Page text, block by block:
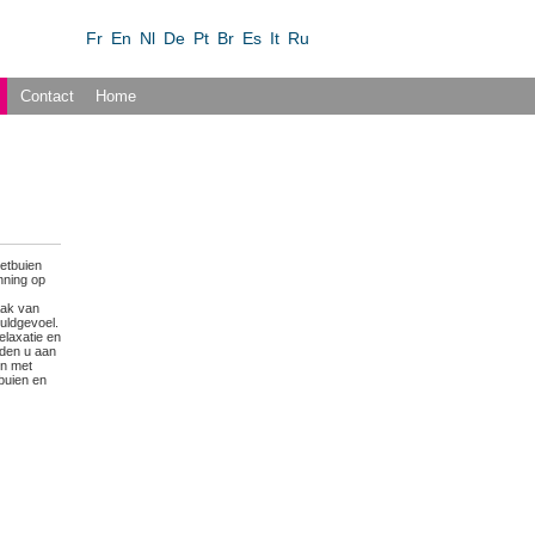
Fr En Nl De Pt Br Es It Ru
Contact Home
op
van
en
u aan
met
en